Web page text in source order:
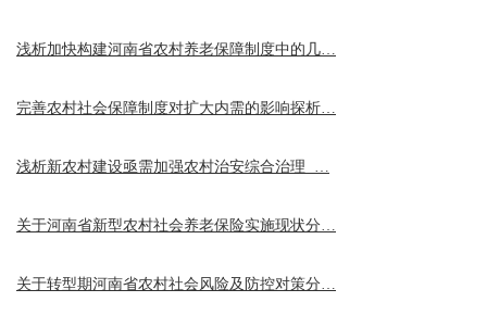
浅析加快构建河南省农村养老保障制度中的几…
完善农村社会保障制度对扩大内需的影响探析…
浅析新农村建设亟需加强农村治安综合治理 …
关于河南省新型农村社会养老保险实施现状分…
关于转型期河南省农村社会风险及防控对策分…